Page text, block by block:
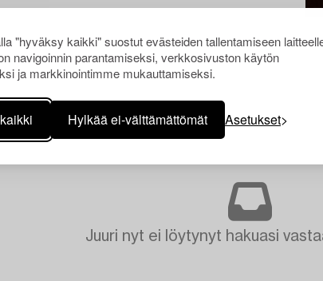
"hyväksy kaikki" suostut evästeiden tallentamiseen
navigoinnin parantamiseksi, verkkosivuston käytön
ja markkinointimme mukauttamiseksi.
Hylkää ei-välttämättömät Asetukset
Juuri nyt ei löytynyt hakuasi